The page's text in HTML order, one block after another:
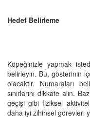
Hedef Belirleme
Köpeğinizle yapmak
belirleyin. Bu, gösterinin
olacaktır. Numaraları
sınırlarını dikkate alın.
geçişi gibi fiziksel
daha iyi zihinsel görevleri